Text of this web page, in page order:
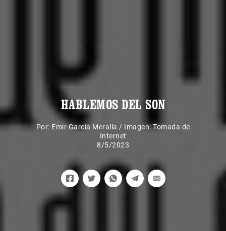
HABLEMOS DEL SON
Por: Emir García Meralla / Imagen: Tomada de
Internet
8/5/2023